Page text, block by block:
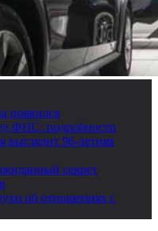
появился
ФНС: подробности
выглядит 96-летняя
секрет
об отношениях с